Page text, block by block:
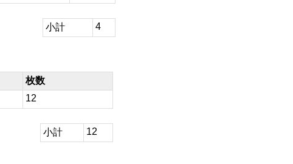
小計 4
枚数
12
小計 12